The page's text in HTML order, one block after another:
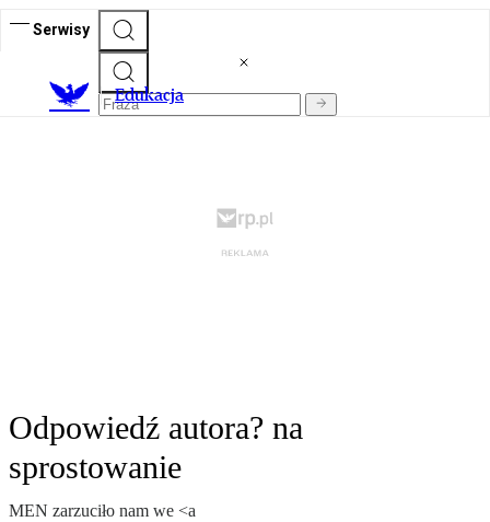
Serwisy
Edukacja
Odpowiedź autora? na
sprostowanie
MEN zarzuciło nam we <a